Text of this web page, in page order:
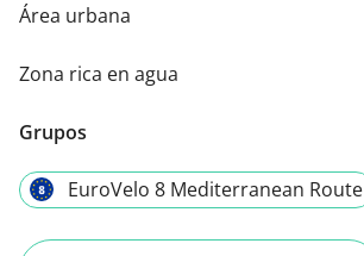
Área urbana
Zona rica en agua
Grupos
EuroVelo 8 Mediterranean Route